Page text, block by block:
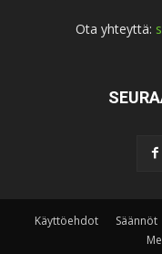
Ota yhteyttä:
Käyttöehdot Säännöt